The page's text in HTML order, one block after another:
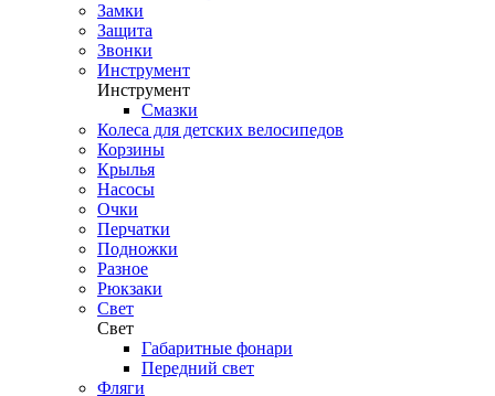
Замки
Защита
Звонки
Инструмент
Инструмент
Смазки
Колеса для детских велосипедов
Корзины
Крылья
Насосы
Очки
Перчатки
Подножки
Разное
Рюкзаки
Свет
Свет
Габаритные фонари
Передний свет
Фляги